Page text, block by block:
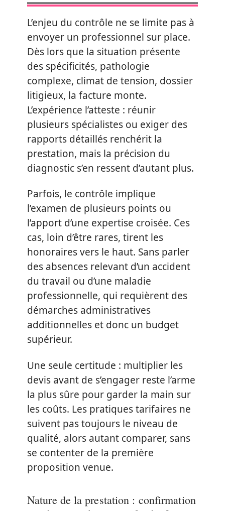
L’enjeu du contrôle ne se limite pas à
envoyer un professionnel sur place.
Dès lors que la situation présente
des spécificités, pathologie
complexe, climat de tension, dossier
litigieux, la facture monte.
L’expérience l’atteste : réunir
plusieurs spécialistes ou exiger des
rapports détaillés renchérit la
prestation, mais la précision du
diagnostic s’en ressent d’autant plus.
Parfois, le contrôle implique
l’examen de plusieurs points ou
l’apport d’une expertise croisée. Ces
cas, loin d’être rares, tirent les
honoraires vers le haut. Sans parler
des absences relevant d’un accident
du travail ou d’une maladie
professionnelle, qui requièrent des
démarches administratives
additionnelles et donc un budget
supérieur.
Une seule certitude : multiplier les
devis avant de s’engager reste l’arme
la plus sûre pour garder la main sur
les coûts. Les pratiques tarifaires ne
suivent pas toujours le niveau de
qualité, alors autant comparer, sans
se contenter de la première
proposition venue.
Nature de la prestation : confirmation